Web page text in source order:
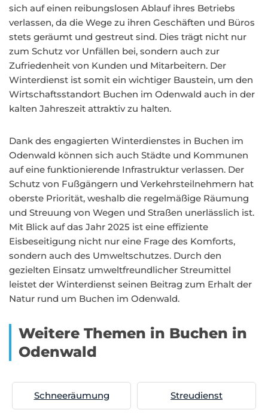
sich auf einen reibungslosen Ablauf ihres Betriebs
verlassen, da die Wege zu ihren Geschäften und Büros
stets geräumt und gestreut sind. Dies trägt nicht nur
zum Schutz vor Unfällen bei, sondern auch zur
Zufriedenheit von Kunden und Mitarbeitern. Der
Winterdienst ist somit ein wichtiger Baustein, um den
Wirtschaftsstandort Buchen im Odenwald auch in der
kalten Jahreszeit attraktiv zu halten.
Dank des engagierten Winterdienstes in Buchen im
Odenwald können sich auch Städte und Kommunen
auf eine funktionierende Infrastruktur verlassen. Der
Schutz von Fußgängern und Verkehrsteilnehmern hat
oberste Priorität, weshalb die regelmäßige Räumung
und Streuung von Wegen und Straßen unerlässlich ist.
Mit Blick auf das Jahr 2025 ist eine effiziente
Eisbeseitigung nicht nur eine Frage des Komforts,
sondern auch des Umweltschutzes. Durch den
gezielten Einsatz umweltfreundlicher Streumittel
leistet der Winterdienst seinen Beitrag zum Erhalt der
Natur rund um Buchen im Odenwald.
Weitere Themen in Buchen in
Odenwald
Schneeräumung Streudienst